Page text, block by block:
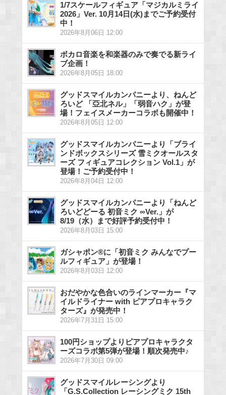
1/7スケールフィギュア「マジカルミライ
2026」Ver. 10月14日(水)までご予約受付
中！
2026年8月06日 12:00
ボカロ音楽を和楽器のみで奏でる新ライ
ブ企画！
2026年8月05日 18:00
グッドスマイルカンパニーより、ねんど
ろいど 「亞北ネル」「弱音ハク」が登
場！フェイスメーカーコラボも開催中！
2026年8月05日 12:00
グッドスマイルカンパニーより「ブライ
ンドボックスシリーズ 雪ミクオールスタ
ーズ フィギュアコレクション Vol.1」が
登場！ご予約受付中！
2026年8月04日 12:00
グッドスマイルカンパニーより「ねんど
ろいどどーる 初音ミク ∞Ver.」が
8/19（水）まで好評予約受付中！
2026年8月03日 15:00
ガシャポン®に「初音ミク みんなでプー
ルフィギュア」が登場！
2026年8月03日 12:00
おだやかな色合いのラインマーカー『マ
イルドライナー with ピアプロキャラク
ターズ』が発売中！
2026年7月31日 15:00
100円ショップよりピアプロキャラクタ
ーズコラボ第5弾が登場！順次発売中♪
2026年7月30日 09:00
グッドスマイルレーシングより
「G.S.Collection レーシングミク 15th